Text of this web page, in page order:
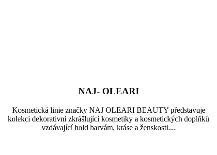
NAJ- OLEARI
Kosmetická linie značky NAJ OLEARI BEAUTY představuje
kolekci dekorativní zkrášlující kosmetiky a kosmetických doplňků
vzdávající hold barvám, kráse a ženskosti....